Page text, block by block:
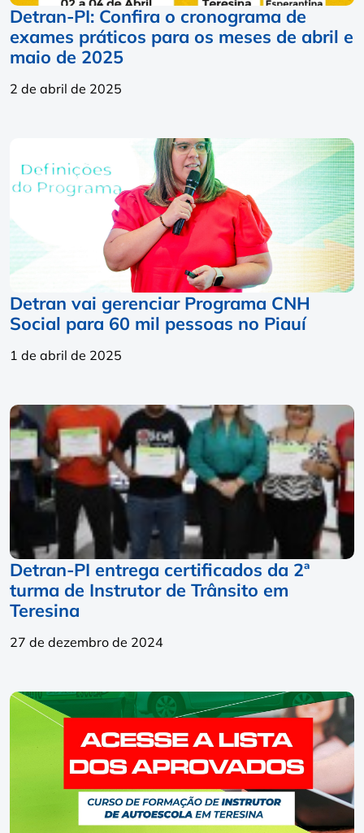
Detran-PI: Confira o cronograma de
exames práticos para os meses de abril e
maio de 2025
2 de abril de 2025
Detran vai gerenciar Programa CNH
Social para 60 mil pessoas no Piauí
1 de abril de 2025
Detran-PI entrega certificados da 2ª
turma de Instrutor de Trânsito em
Teresina
27 de dezembro de 2024